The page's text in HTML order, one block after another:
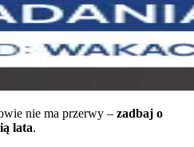
nie ma przerwy – zadbaj o
lata.